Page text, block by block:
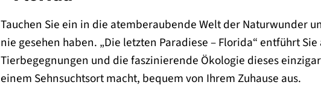
Tauchen Sie ein in die atemberaubende Welt der Naturwunder
nie gesehen haben. „Die letzten Paradiese – Florida“ entführt
Tierbegegnungen und die faszinierende Ökologie dieses
einem Sehnsuchtsort macht, bequem von Ihrem Zuhause aus.